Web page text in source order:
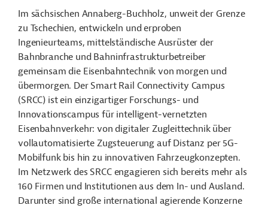
Im sächsischen Annaberg-Buchholz, unweit der Grenze
zu Tschechien, entwickeln und erproben
Ingenieurteams, mittelständische Ausrüster der
Bahnbranche und Bahninfrastrukturbetreiber
gemeinsam die Eisenbahntechnik von morgen und
übermorgen. Der Smart Rail Connectivity Campus
(SRCC) ist ein einzigartiger Forschungs- und
Innovationscampus für intelligent-vernetzten
Eisenbahnverkehr: von digitaler Zugleittechnik über
vollautomatisierte Zugsteuerung auf Distanz per 5G-
Mobilfunk bis hin zu innovativen Fahrzeugkonzepten.
Im Netzwerk des SRCC engagieren sich bereits mehr als
160 Firmen und Institutionen aus dem In- und Ausland.
Darunter sind große international agierende Konzerne